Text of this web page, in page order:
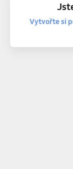
Vytvořte si